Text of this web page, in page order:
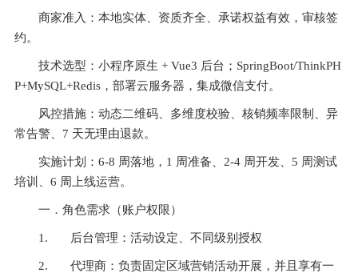
商家准入：本地实体、资质齐全、承诺权益有效，审核签
约。
技术选型：小程序原生 + Vue3 后台；SpringBoot/ThinkPH
P+MySQL+Redis，部署云服务器，集成微信支付。
风控措施：动态二维码、多维度校验、核销频率限制、异
常告警、7 天无理由退款。
实施计划：6-8 周落地，1 周准备、2-4 周开发、5 周测试
培训、6 周上线运营。
一． 角色需求（账户权限）
1. 后台管理：活动设定、不同级别授权
2. 代理商：负责固定区域营销活动开展，并且享有一